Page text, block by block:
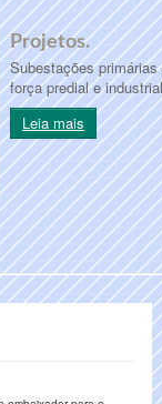
Projetos.
Subestações
força predial e
Leia mais